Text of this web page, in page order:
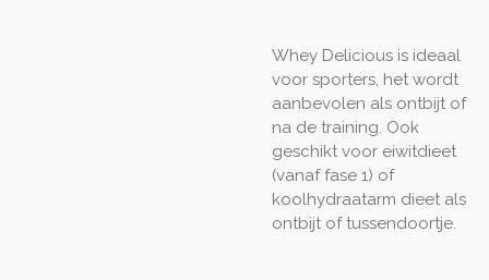
Whey Delicious is ideaal
voor sporters, het wordt
aanbevolen als ontbijt of
na de training. Ook
geschikt voor eiwitdieet
(vanaf fase 1) of
koolhydraatarm dieet als
ontbijt of tussendoortje.